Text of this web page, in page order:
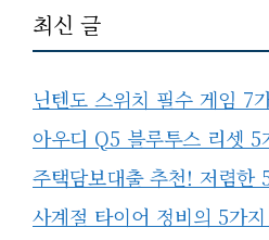
최신 글
닌텐도 스위치 필수 게임 7
아우디 Q5 블루투스 리셋 5
주택담보대출 추천! 저렴한
사계절 타이어 정비의 5가